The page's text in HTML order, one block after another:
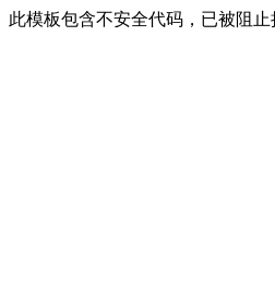
此模板包含不安全代码，已被阻止